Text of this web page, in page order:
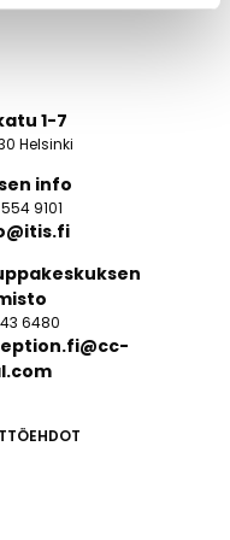
1-7
Helsinki
info
9101
6480